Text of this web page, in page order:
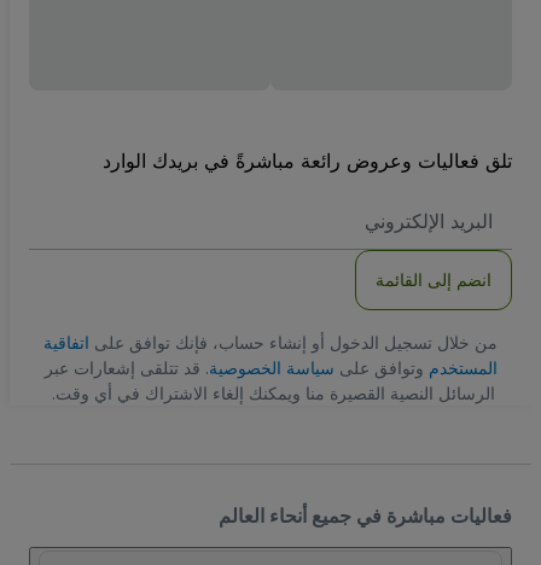
تلق فعاليات وعروض رائعة مباشرةً في بريدك الوارد
الاكتروني
انضم إلى القائمة
من خلال تسجيل الدخول أو إنشاء حساب، فإنك توافق على اتفاقية
المستخدم وتوافق على سياسة الخصوصية. قد تتلقى إشعارات عبر
الرسائل النصية القصيرة منا ويمكنك إلغاء الاشتراك في أي وقت.
فعاليات مباشرة في جميع أنحاء العالم